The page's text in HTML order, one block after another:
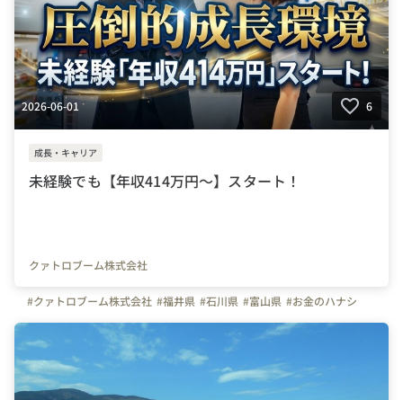
2026-06-01 6
成長・キャリア
未経験でも【年収414万円～】スタート！
クァトロブーム株式会社
#クァトロブーム株式会社 #福井県 #石川県 #富山県 #お金のハナシ